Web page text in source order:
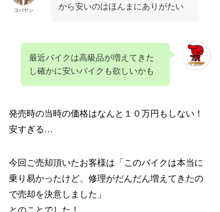
コバヤシ
から安いのはほんまにありがたい
最近バイクは高級品が増えてきた
し確かに安いバイクも欲しいかも
発売時の当時の価格はなんと１０万円もしない！
安すぎる…
今回ご売却頂いたお客様は「このバイクは本当に
乗り易かったけど、修理がだんだん増えてきたの
で売却を決意しました」